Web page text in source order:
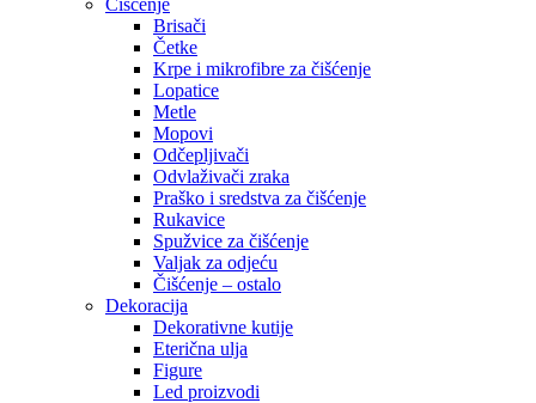
Čišćenje
Brisači
Četke
Krpe i mikrofibre za čišćenje
Lopatice
Metle
Mopovi
Odčepljivači
Odvlaživači zraka
Praško i sredstva za čišćenje
Rukavice
Spužvice za čišćenje
Valjak za odjeću
Čišćenje – ostalo
Dekoracija
Dekorativne kutije
Eterična ulja
Figure
Led proizvodi